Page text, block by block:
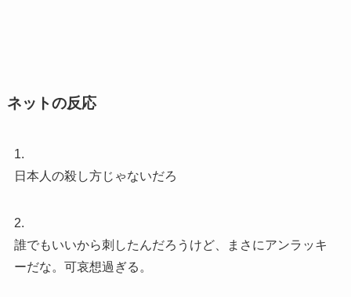
ネットの反応
1.
日本人の殺し方じゃないだろ
2.
誰でもいいから刺したんだろうけど、まさにアンラッキ
ーだな。可哀想過ぎる。